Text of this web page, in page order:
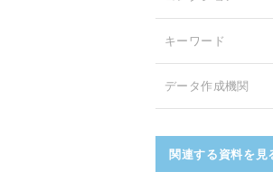
キーワード
データ作成機関
関連する資料を見